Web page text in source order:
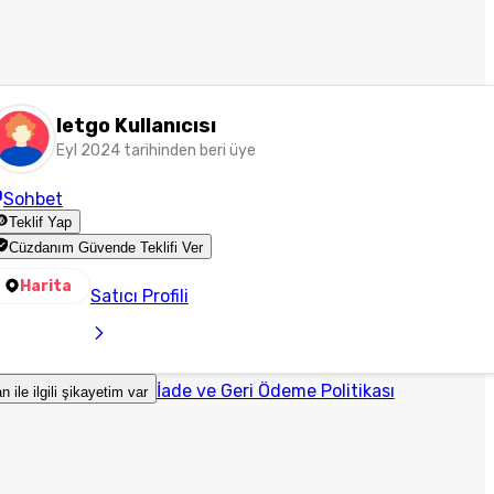
letgo Kullanıcısı
Eyl 2024 tarihinden beri üye
Sohbet
Teklif Yap
Cüzdanım Güvende Teklifi Ver
Harita Satıcı Profili
ile ilgili şikayetim var İade ve Geri Ödeme Politikası